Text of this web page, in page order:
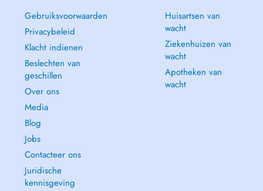
Gebruiksvoorwaarden
Privacybeleid
Klacht indienen
Beslechten van
geschillen
Over ons
Media
Blog
Jobs
Contacteer ons
Juridische
kennisgeving
Huisartsen van
wacht
Ziekenhuizen van
wacht
Apotheken van
wacht